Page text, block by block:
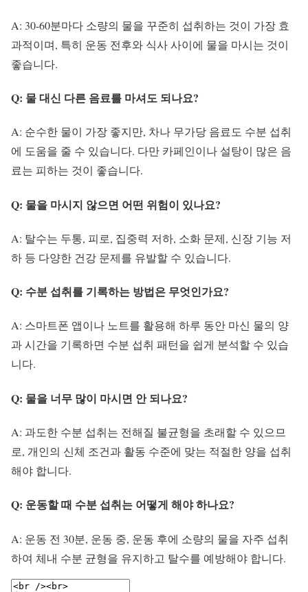
A: 30-60분마다 소량의 물을 꾸준히 섭취하는 것이 가장 효
과적이며, 특히 운동 전후와 식사 사이에 물을 마시는 것이
좋습니다.
Q: 물 대신 다른 음료를 마셔도 되나요?
A: 순수한 물이 가장 좋지만, 차나 무가당 음료도 수분 섭취
에 도움을 줄 수 있습니다. 다만 카페인이나 설탕이 많은 음
료는 피하는 것이 좋습니다.
Q: 물을 마시지 않으면 어떤 위험이 있나요?
A: 탈수는 두통, 피로, 집중력 저하, 소화 문제, 신장 기능 저
하 등 다양한 건강 문제를 유발할 수 있습니다.
Q: 수분 섭취를 기록하는 방법은 무엇인가요?
A: 스마트폰 앱이나 노트를 활용해 하루 동안 마신 물의 양
과 시간을 기록하면 수분 섭취 패턴을 쉽게 분석할 수 있습
니다.
Q: 물을 너무 많이 마시면 안 되나요?
A: 과도한 수분 섭취는 전해질 불균형을 초래할 수 있으므
로, 개인의 신체 조건과 활동 수준에 맞는 적절한 양을 섭취
해야 합니다.
Q: 운동할 때 수분 섭취는 어떻게 해야 하나요?
A: 운동 전 30분, 운동 중, 운동 후에 소량의 물을 자주 섭취
하여 체내 수분 균형을 유지하고 탈수를 예방해야 합니다.